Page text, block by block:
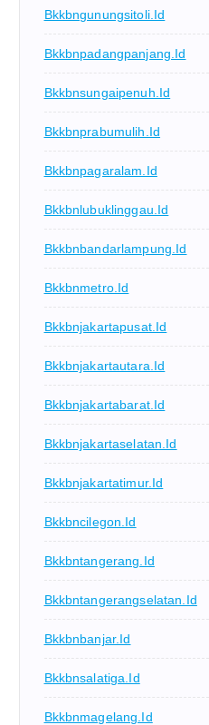
Bkkbngunungsitoli.id
Bkkbnpadangpanjang.id
Bkkbnsungaipenuh.id
Bkkbnprabumulih.id
Bkkbnpagaralam.id
Bkkbnlubuklinggau.id
Bkkbnbandarlampung.id
Bkkbnmetro.id
Bkkbnjakartapusat.id
Bkkbnjakartautara.id
Bkkbnjakartabarat.id
Bkkbnjakartaselatan.id
Bkkbnjakartatimur.id
Bkkbncilegon.id
Bkkbntangerang.id
Bkkbntangerangselatan.id
Bkkbnbanjar.id
Bkkbnsalatiga.id
Bkkbnmagelang.id